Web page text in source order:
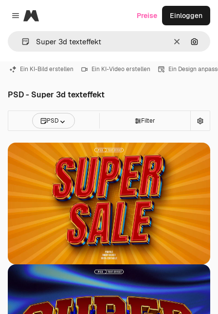
Close menu
Magnific
LöschenNach
Preise Einloggen
Ein KI-Bild erstellen Ein KI-Video erstellen Ein Design
PSD - Super 3d texteffekt
PSD Filter